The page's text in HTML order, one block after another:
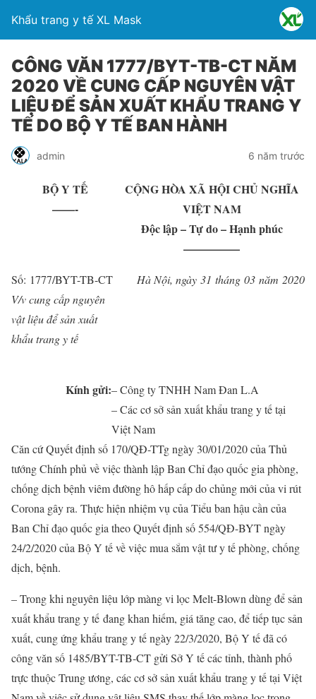
Khẩu trang y tế XL Mask
CÔNG VĂN 1777/BYT-TB-CT NĂM
2020 VỀ CUNG CẤP NGUYÊN VẬT
LIỆU ĐỂ SẢN XUẤT KHẨU TRANG Y
TẾ DO BỘ Y TẾ BAN HÀNH
admin 6 năm trước
BỘ Y TẾ
——-
CỘNG HÒA XÃ HỘI CHỦ NGHĨA
VIỆT NAM
Độc lập – Tự do – Hạnh phúc
—————
Số: 1777/BYT-TB-CT
V/v cung cấp nguyên
vật liệu để sản xuất
khẩu trang y tế
Hà Nội, ngày 31 tháng 03 năm 2020
Kính gửi:– Công ty TNHH Nam Đan L.A
– Các cơ sở sản xuất khẩu trang y tế tại
Việt Nam
Căn cứ Quyết định số 170/QĐ-TTg ngày 30/01/2020 của Thủ
tướng Chính phủ về việc thành lập Ban Chỉ đạo quốc gia phòng,
chống dịch bệnh viêm đường hô hấp cấp do chủng mới của vi rút
Corona gây ra. Thực hiện nhiệm vụ của Tiểu ban hậu cần của
Ban Chỉ đạo quốc gia theo Quyết định số 554/QĐ-BYT ngày
24/2/2020 của Bộ Y tế về việc mua sắm vật tư y tế phòng, chống
dịch, bệnh.
– Trong khi nguyên liệu lớp màng vi lọc Melt-Blown dùng để sản
xuất khẩu trang y tế đang khan hiếm, giá tăng cao, để tiếp tục sản
xuất, cung ứng khẩu trang y tế ngày 22/3/2020, Bộ Y tế đã có
công văn số 1485/BYT-TB-CT gửi Sở Y tế các tỉnh, thành phố
trực thuộc Trung ương, các cơ sở sản xuất khẩu trang y tế tại Việt